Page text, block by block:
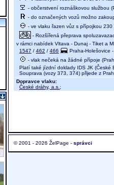
- občerstvení roznáškovou službou
- do označených vozů možno
- ve vlaku řazen vůz s přípojkou 230
- Rozšířená přeprava
v rámci nabídek Vltava - Dunaj - Tiket a
1547 / 462 / 466
Praha-Holešovice
- vlak nečeká na žádné přípoje
Platí také jízdní doklady IDS JK (České
Souprava (vozy 373, 374) přijede z
Dopravce vlaku:
České dráhy, a.s. ;
© 2001 - 2026 ŽelPage - správci